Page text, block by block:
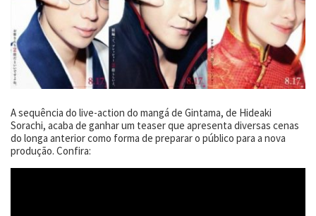
A sequência do live-action do mangá de Gintama, de Hideaki
Sorachi, acaba de ganhar um teaser que apresenta diversas cenas
do longa anterior como forma de preparar o público para a nova
produção. Confira: